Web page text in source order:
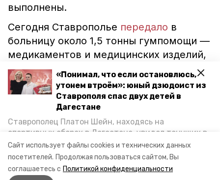
Сайт использует файлы cookies и технических данных
посетителей. Продолжая пользоваться сайтом, Вы
соглашаетесь с Политикой конфиденциальности
«Понимал, что если остановлюсь,
утонем втроём»: юный дзюдоист из
Ставрополя спас двух детей в
Дагестане
Ставрополец Платон Шейн, находясь на
спортивных сборах в Дегестане, увидел тонущих в
Каспийском море детей и бросился на помощь. По
возвращении домой, отважного мальчика
пригласили в министерство образования края и
наградили. Корреспондент «Победы26» пообщался
выполнены.
Сегодня Ставрополье передало в
больницу около 1,5 тонны гумпомощи —
медикаментов и медицинских изделий,
необходимых для стационарных
отделений.
ставропольский край
губернатор владимир владимиров помощь лнр
восстановление антрацита медицина